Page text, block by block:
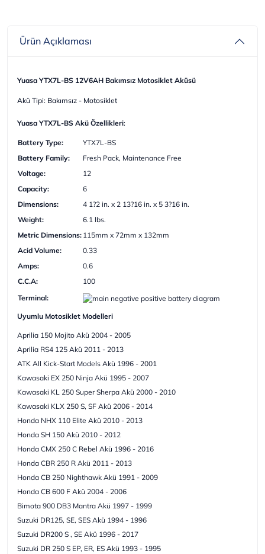
Ürün Açıklaması
Yuasa YTX7L-BS 12V6AH Bakımsız Motosiklet Aküsü
Akü Tipi: Bakımsız - Motosiklet
Yuasa YTX7L-BS Akü Özellikleri:
Battery Type:
YTX7L-BS
Battery Family:
Fresh Pack, Maintenance Free
Voltage:
12
Capacity:
6
Dimensions:
4 1?2 in. x 2 13?16 in. x 5 3?16 in.
Weight:
6.1 lbs.
Metric Dimensions: 115mm x 72mm x 132mm
Acid Volume:
0.33
Amps:
0.6
C.C.A:
100
Terminal:
Uyumlu Motosiklet Modelleri
Aprilia 150 Mojito Akü 2004 - 2005
Aprilia RS4 125 Akü 2011 - 2013
ATK All Kick-Start Models Akü 1996 - 2001
Kawasaki EX 250 Ninja Akü 1995 - 2007
Kawasaki KL 250 Super Sherpa Akü 2000 - 2010
Kawasaki KLX 250 S, SF Akü 2006 - 2014
Honda NHX 110 Elite Akü 2010 - 2013
Honda SH 150 Akü 2010 - 2012
Honda CMX 250 C Rebel Akü 1996 - 2016
Honda CBR 250 R Akü 2011 - 2013
Honda CB 250 Nighthawk Akü 1991 - 2009
Honda CB 600 F Akü 2004 - 2006
Bimota 900 DB3 Mantra Akü 1997 - 1999
Suzuki DR125, SE, SES Akü 1994 - 1996
Suzuki DR200 S , SE Akü 1996 - 2017
Suzuki DR 250 S EP, ER, ES Akü 1993 - 1995